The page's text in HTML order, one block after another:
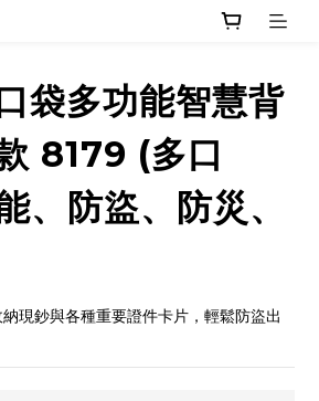
袋多功能智慧背
8179 (多口
、防盜、防災、
現鈔與各種重要證件卡片，輕鬆防盜出